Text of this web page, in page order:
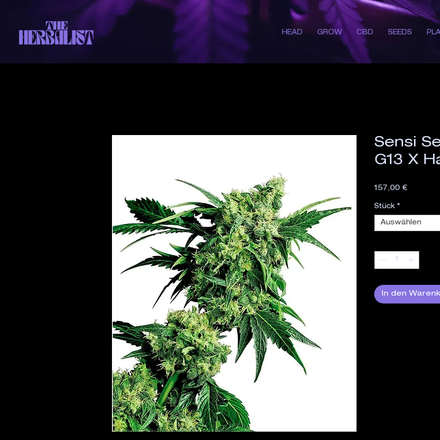
HEAD GROW CBD SEEDS
Sensi
G13 X
157,00 €Preis
Stück *
Auswählen
In den